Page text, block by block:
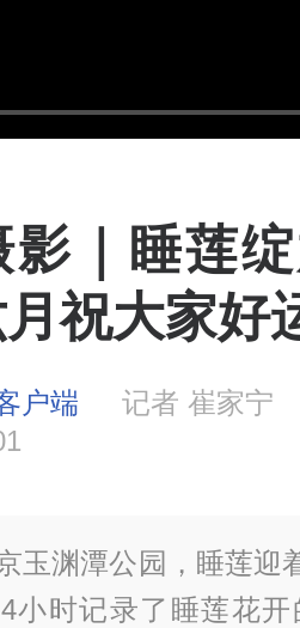
影｜睡莲
祝大家好
户端
记者 崔家宁
玉渊潭公园，睡莲迎
小时记录了睡莲花